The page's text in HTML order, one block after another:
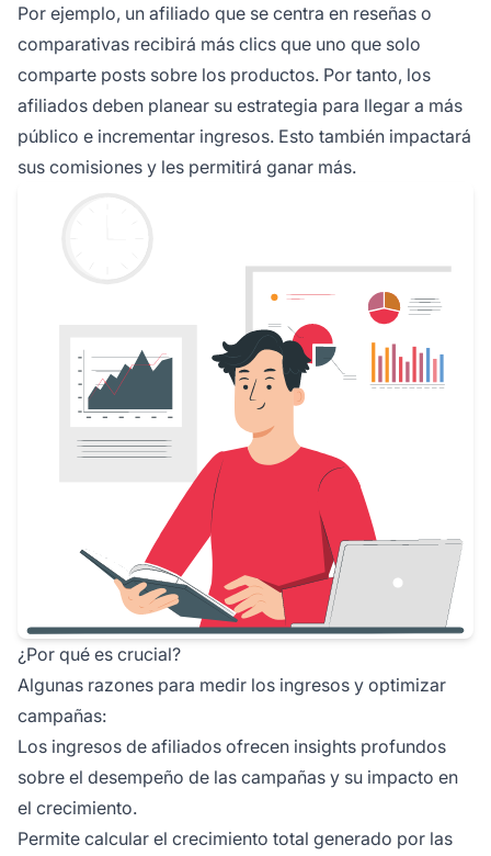
Por ejemplo, un afiliado que se centra en reseñas o
comparativas recibirá más clics que uno que solo
comparte posts sobre los productos. Por tanto, los
afiliados deben planear su estrategia para llegar a más
público e incrementar ingresos. Esto también impactará
sus comisiones y les permitirá ganar más.
¿Por qué es crucial?
Algunas razones para medir los ingresos y optimizar
campañas:
Los ingresos de afiliados ofrecen insights profundos
sobre el desempeño de las campañas y su impacto en
el crecimiento.
Permite calcular el crecimiento total generado por las